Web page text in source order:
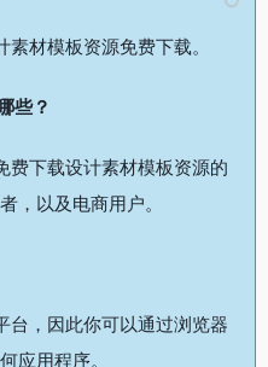
材模板资源免费下载。
些？
费下载设计素材模板资源的
，以及电商用户。
台，因此你可以通过浏览器
应用程序。